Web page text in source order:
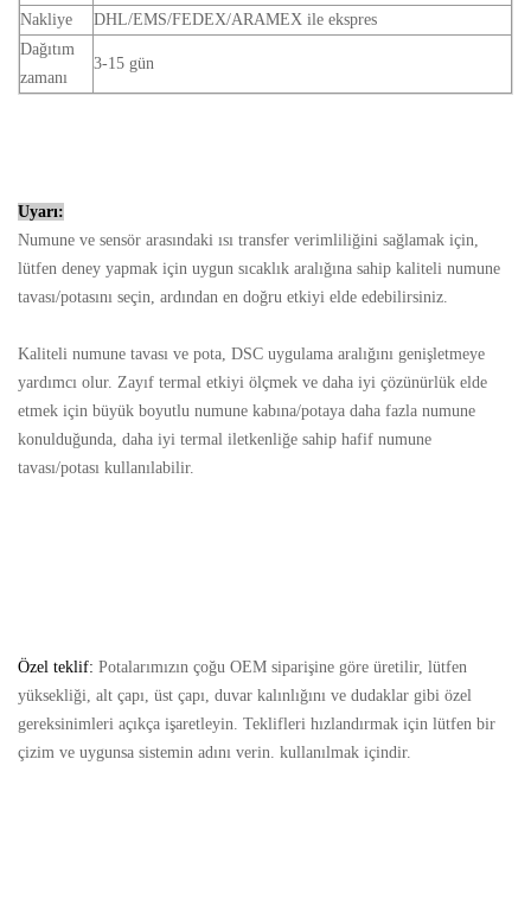
Nakliye
DHL/EMS/FEDEX/ARAMEX ile ekspres
Dağıtım
zamanı
3-15 gün
Uyarı:
Numune ve sensör arasındaki ısı transfer verimliliğini sağlamak için,
lütfen deney yapmak için uygun sıcaklık aralığına sahip kaliteli numune
tavası/potasını seçin, ardından en doğru etkiyi elde edebilirsiniz.
Kaliteli numune tavası ve pota, DSC uygulama aralığını genişletmeye
yardımcı olur. Zayıf termal etkiyi ölçmek ve daha iyi çözünürlük elde
etmek için büyük boyutlu numune kabına/potaya daha fazla numune
konulduğunda, daha iyi termal iletkenliğe sahip hafif numune
tavası/potası kullanılabilir.
Özel teklif: Potalarımızın çoğu OEM siparişine göre üretilir, lütfen
yüksekliği, alt çapı, üst çapı, duvar kalınlığını ve dudaklar gibi özel
gereksinimleri açıkça işaretleyin. Teklifleri hızlandırmak için lütfen bir
çizim ve uygunsa sistemin adını verin. kullanılmak içindir.